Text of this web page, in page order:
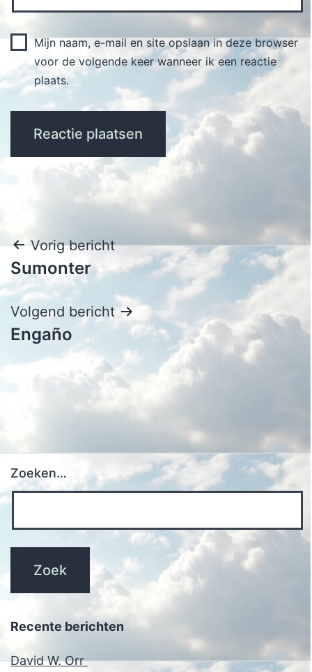
Mijn naam, e-mail en site opslaan in deze browser
voor de volgende keer wanneer ik een reactie
plaats.
Bericht
navigatie
Vorig bericht
Sumonter
Volgend bericht
Engaño
Zoeken…
Recente berichten
David W. Orr